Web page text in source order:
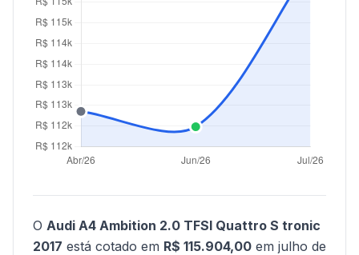
O Audi A4 Ambition 2.0 TFSI Quattro S tronic
2017 está cotado em R$ 115.904,00 em julho de